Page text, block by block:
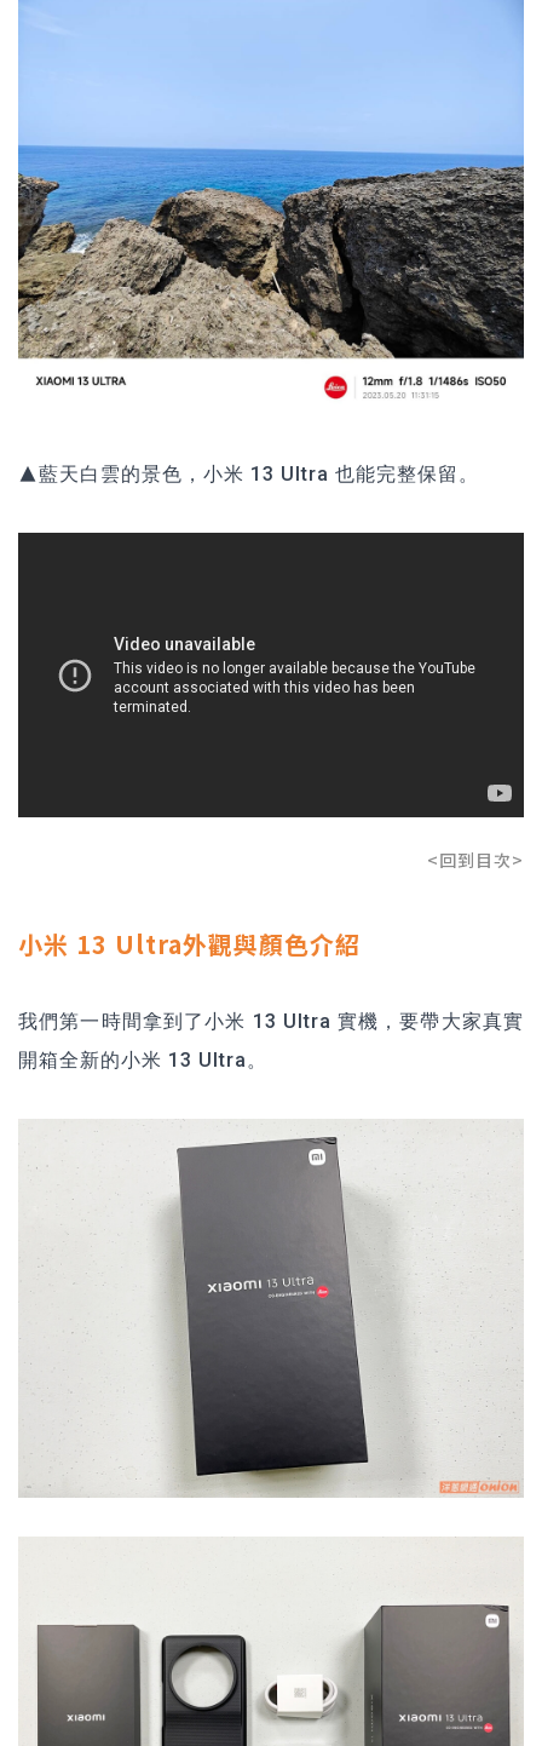
▲藍天白雲的景色，小米 13 Ultra 也能完整保留。
<回到目次>
小米 13 Ultra外觀與顏色介紹
我們第一時間拿到了小米 13 Ultra 實機，要帶大家真實
開箱全新的小米 13 Ultra。